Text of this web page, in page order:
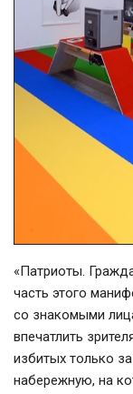
«Патриоты.
часть этого
со знакомыми
впечатлить
избитых только
набережную, на